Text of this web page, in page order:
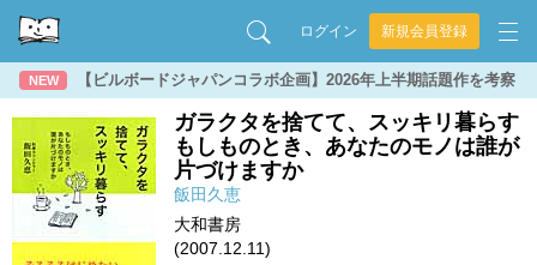
ログイン 新規会員登録
NEW 【ビルボードジャパンコラボ企画】2026年上半期話題作を考察
ガラクタを捨てて、スッキリ暮らす
もしものとき、あなたのモノは誰が
片づけますか
飯田久恵
大和書房
(2007.12.11)